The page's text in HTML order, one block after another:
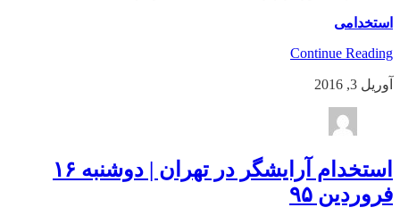
استخدامی
Continue Reading
آوریل 3, 2016
استخدام آرایشگر در تهران | دوشنبه ۱۶
فروردین ۹۵